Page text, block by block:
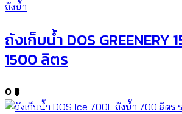
ถังน้ำ
ถังเก็บน้ำ DOS GREENERY
1500 ลิตร
0 ฿